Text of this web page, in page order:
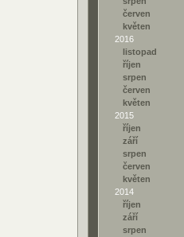
červen
květen
2016
listopad
říjen
srpen
červen
květen
2015
říjen
září
srpen
červen
květen
2014
říjen
září
srpen